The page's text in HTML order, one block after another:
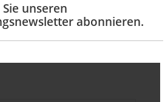
unseren
abonnieren.